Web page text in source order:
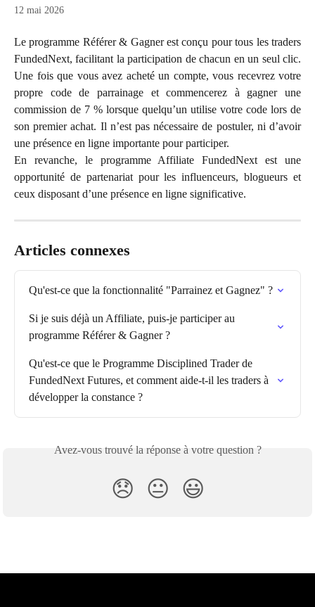
12 mai 2026
Le programme Référer & Gagner est conçu pour tous les traders
FundedNext, facilitant la participation de chacun en un seul clic.
Une fois que vous avez acheté un compte, vous recevrez votre
propre code de parrainage et commencerez à gagner une
commission de 7 % lorsque quelqu’un utilise votre code lors de
son premier achat. Il n’est pas nécessaire de postuler, ni d’avoir
une présence en ligne importante pour participer.
En revanche, le programme Affiliate FundedNext est une
opportunité de partenariat pour les influenceurs, blogueurs et
ceux disposant d’une présence en ligne significative.
Articles connexes
Qu'est-ce que la fonctionnalité "Parrainez et Gagnez" ?
Si je suis déjà un Affiliate, puis-je participer au
programme Référer & Gagner ?
Qu'est-ce que le Programme Disciplined Trader de
FundedNext Futures, et comment aide-t-il les traders à
développer la constance ?
Avez-vous trouvé la réponse à votre question ?
😞 😐 😃